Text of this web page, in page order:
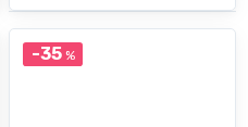
-35%